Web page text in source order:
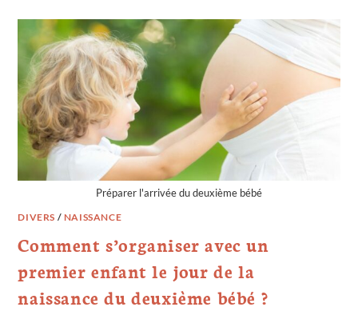
Préparer l'arrivée du deuxième bébé
DIVERS / NAISSANCE
Comment s’organiser avec un
premier enfant le jour de la
naissance du deuxième bébé ?